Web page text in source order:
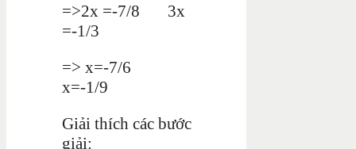
=>2x =-7/8 3x
=-1/3
=> x=-7/6
x=-1/9
Giải thích các bước
giải: